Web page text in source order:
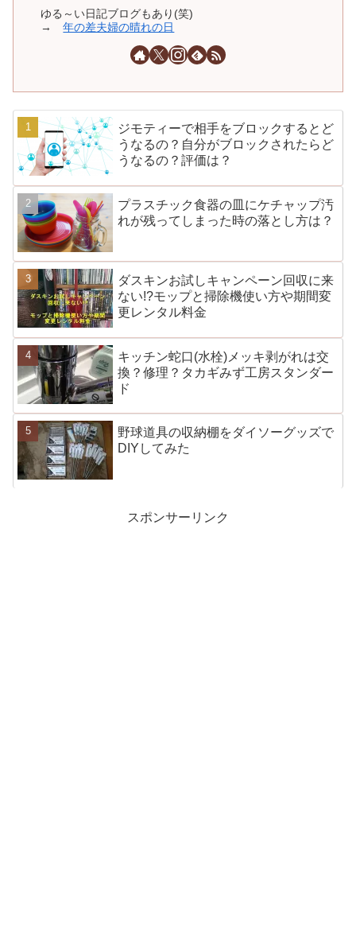
ゆる～い日記ブログもあり(笑)
→年の差夫婦の晴れの日
ジモティーで相手をブロックするとど
うなるの？自分がブロックされたらど
うなるの？評価は？
プラスチック食器の皿にケチャップ汚
れが残ってしまった時の落とし方は？
ダスキンお試しキャンペーン回収に来
ない!?モップと掃除機使い方や期間変
更レンタル料金
キッチン蛇口(水栓)メッキ剥がれは交
換？修理？タカギみず工房スタンダー
ド
野球道具の収納棚をダイソーグッズで
DIYしてみた
スポンサーリンク